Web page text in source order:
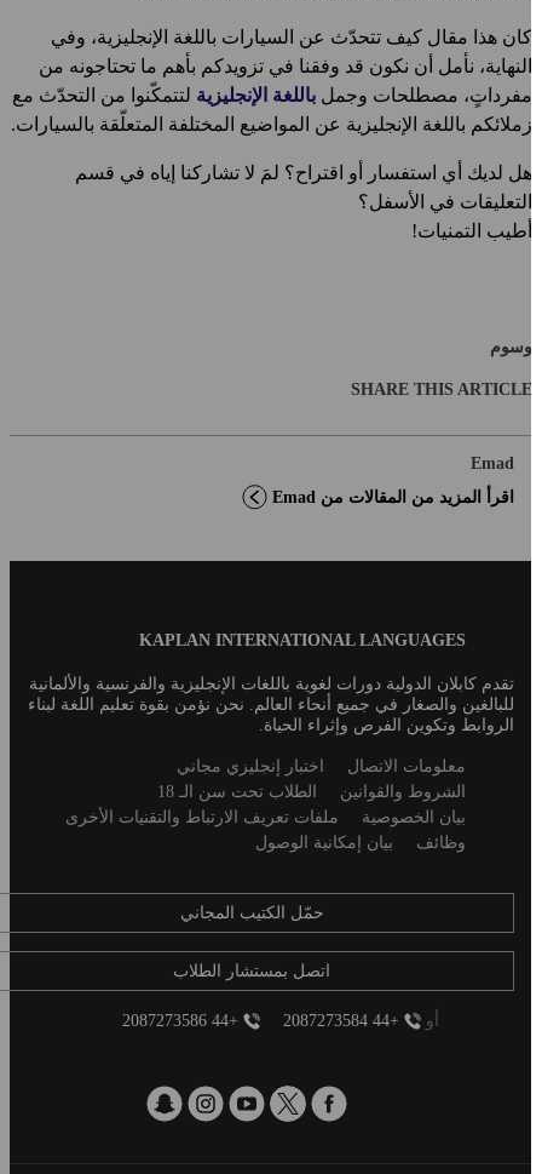
كان هذا مقال كيف تتحدّث عن السيارات باللغة الإنجليزية، وفي
النهاية، نأمل أن نكون قد وفقنا في تزويدكم بأهم ما تحتاجونه من
مفرداتٍ، مصطلحات وجمل باللغة الإنجليزيةلتتمكّنوا من التحدّث مع
زملائكم باللغة الإنجليزية عن المواضيع المختلفة المتعلّقة بالسيارات.
هل لديك أي استفسار أو اقتراح؟ لمَ لا تشاركنا إياه في قسم
التعليقات في الأسفل؟
أطيب التمنيات!
وسوم
SHARE THIS ARTICLE
Emad
اقرأ المزيد من المقالات من Emad
KAPLAN INTERNATIONAL LANGUAGES
تقدم كابلان الدولية دورات لغوية باللغات الإنجليزية والفرنسية والألمانية
للبالغين والصغار في جميع أنحاء العالم. نحن نؤمن بقوة تعليم اللغة لبناء
الروابط وتكوين الفرص وإثراء الحياة.
Secondaryمعلومات الاتصال
اختبار إنجليزي مجاني
الشروط والقوانين
الطلاب تحت سن الـ 18
بيان الخصوصية
ملفات تعريف الارتباط والتقنيات الأخرى
وظائف
بيان إمكانية الوصول
حمّل الكتيب المجاني
اتصل بمستشار الطلاب
+44 2087273584
+44 2087273586